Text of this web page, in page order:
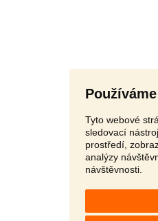
Tyto webové
sledovací
prostředí,
analýzy
návštěvnosti.